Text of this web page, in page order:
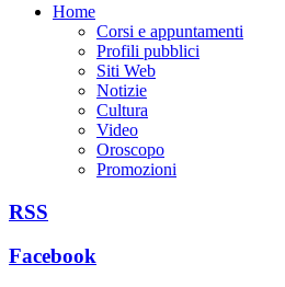
Home
Corsi e appuntamenti
Profili pubblici
Siti Web
Notizie
Cultura
Video
Oroscopo
Promozioni
RSS
Facebook